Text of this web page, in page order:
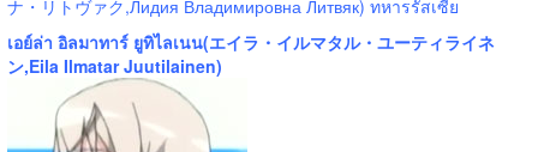
ナ・リトヴァク,Лидия Владимировна Литвяк) ทหารรัสเซีย
เอย์ล่า อิลมาทาร์ ยูทิไลเนน(エイラ・イルマタル・ユーティライネ
ン,Eila Ilmatar Juutilainen)